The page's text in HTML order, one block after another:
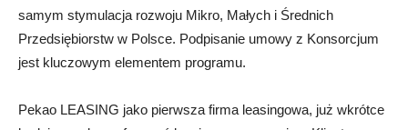
samym stymulacja rozwoju Mikro, Małych i Średnich
Przedsiębiorstw w Polsce. Podpisanie umowy z Konsorcjum
jest kluczowym elementem programu.
Pekao LEASING jako pierwsza firma leasingowa, już wkrótce